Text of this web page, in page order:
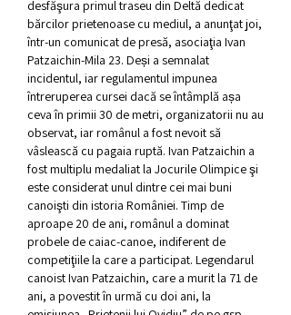
desfăşura primul traseu din Deltă dedicat
bărcilor prietenoase cu mediul, a anunţat joi,
într-un comunicat de presă, asociaţia Ivan
Patzaichin-Mila 23. Deși a semnalat
incidentul, iar regulamentul impunea
întreruperea cursei dacă se întâmplă așa
ceva în primii 30 de metri, organizatorii nu au
observat, iar românul a fost nevoit să
vâslească cu pagaia ruptă. Ivan Patzaichin a
fost multiplu medaliat la Jocurile Olimpice şi
este considerat unul dintre cei mai buni
canoişti din istoria României. Timp de
aproape 20 de ani, românul a dominat
probele de caiac-canoe, indiferent de
competiţiile la care a participat. Legendarul
canoist Ivan Patzaichin, care a murit la 71 de
ani, a povestit în urmă cu doi ani, la